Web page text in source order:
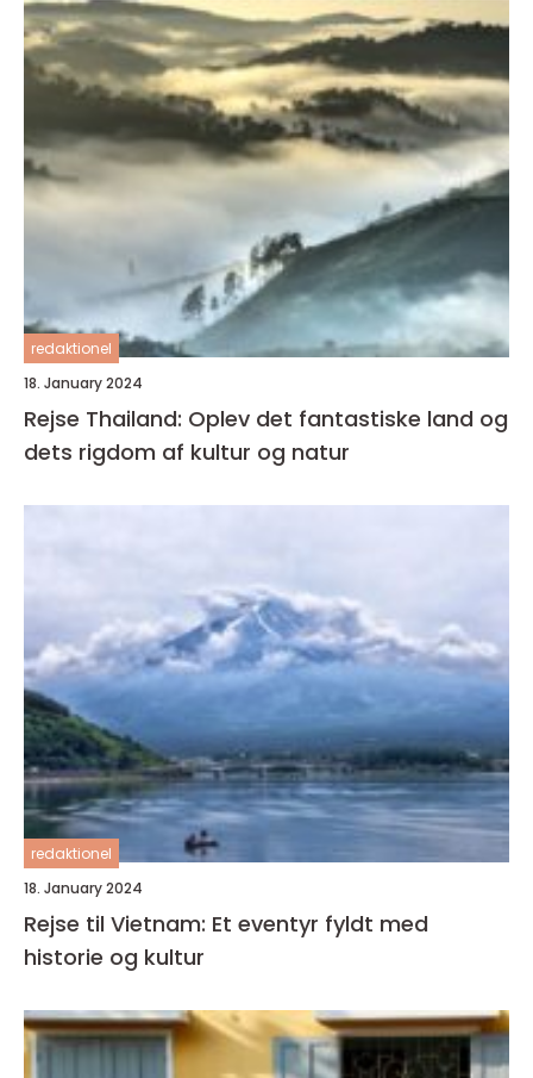
redaktionel
18. January 2024
Rejse Thailand: Oplev det fantastiske land og
dets rigdom af kultur og natur
redaktionel
18. January 2024
Rejse til Vietnam: Et eventyr fyldt med
historie og kultur